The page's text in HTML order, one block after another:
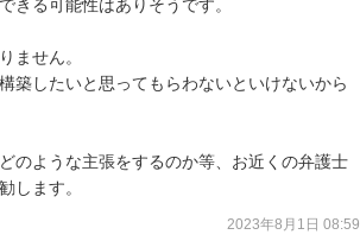
きる可能性はありそうです。
ません。
築したいと思ってもらわないといけないから
のような主張をするのか等、お近くの弁護士
します。
2023年8月1日 08:59